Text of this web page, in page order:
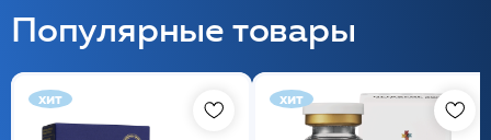
Популярные товары
хит хит